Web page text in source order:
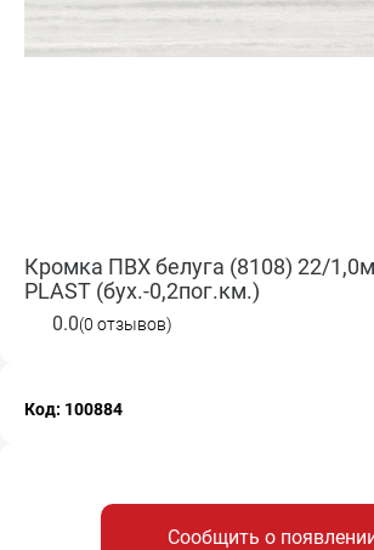
Кромка ПВХ белуга (8108) 22/
PLAST (бух.-0,2пог.км.)
0.0(0 отзывов)
Код: 100884
Сообщить о